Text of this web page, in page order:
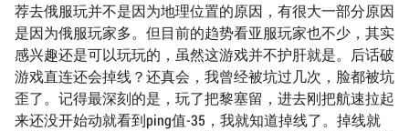
荐去俄服玩并不是因为地理位置的原因，有很大一部分原因
是因为俄服玩家多。但目前的趋势看亚服玩家也不少，其实
感兴趣还是可以玩玩的，虽然这游戏并不护肝就是。后话破
游戏直连还会掉线？还真会，我曾经被坑过几次，脸都被坑
歪了。记得最深刻的是，玩了把黎塞留，进去刚把航速拉起
来还没开始动就看到ping值-35，我就知道掉线了。掉线就